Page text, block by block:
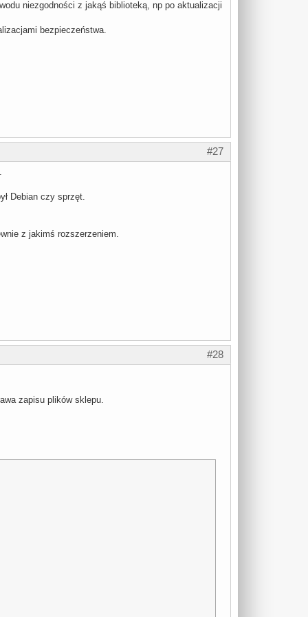
niezgodności z jakąś biblioteką, np po aktualizacji
bezpieczeństwa.
#27
Debian czy sprzęt.
z jakimś rozszerzeniem.
#28
zapisu plików sklepu.